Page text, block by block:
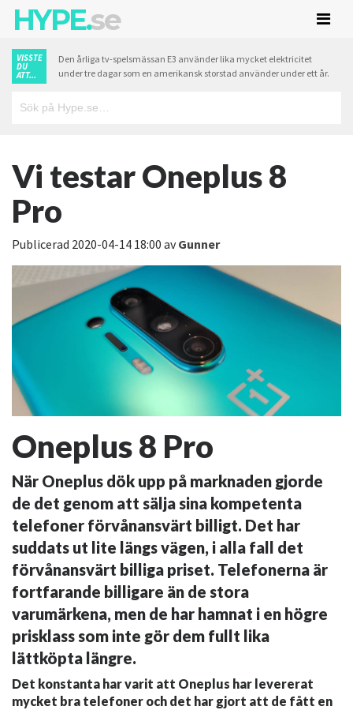
HYPE.se
VISSTE
DU
ATT...
Den årliga tv-spelsmässan E3 använder lika mycket elektricitet
under tre dagar som en amerikansk storstad använder under ett år.
Vi testar Oneplus 8
Pro
Publicerad 2020-04-14 18:00 avGunner
Oneplus 8 Pro
När Oneplus dök upp på marknaden gjorde
de det genom att sälja sina kompetenta
telefoner förvånansvärt billigt. Det har
suddats ut lite längs vägen, i alla fall det
förvånansvärt billiga priset. Telefonerna är
fortfarande billigare än de stora
varumärkena, men de har hamnat i en högre
prisklass som inte gör dem fullt lika
lättköpta längre.
Det konstanta har varit att Oneplus har levererat
mycket bra telefoner och det har gjort att de fått en